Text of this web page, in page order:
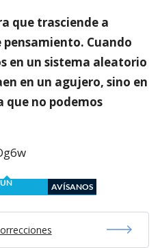
que trasciende a
Cuando
en un sistema aleatorio
en un agujero, sino en
que no podemos
AVÍSANOS